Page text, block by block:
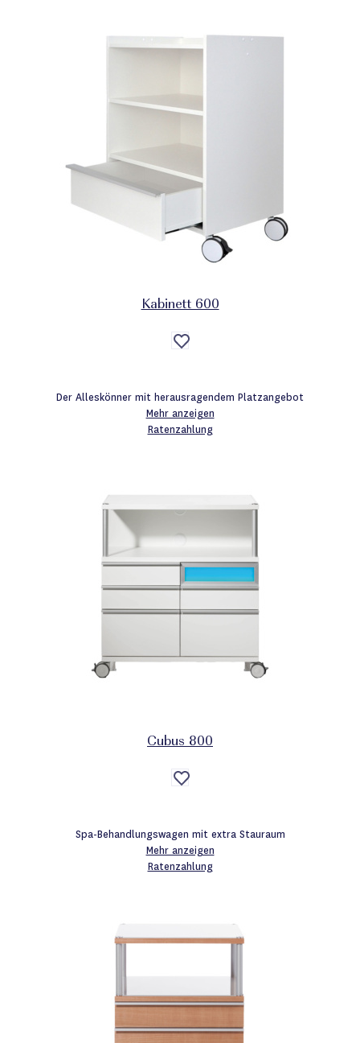
Kabinett 600
Auf
die
Der Alleskönner mit herausragendem Platzangebot
Mehr anzeigen
Ratenzahlung
Cubus 800
Auf
die
Spa-Behandlungswagen mit extra Stauraum
Mehr anzeigen
Ratenzahlung